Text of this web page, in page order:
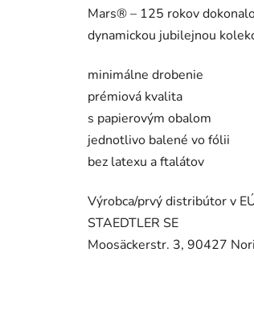
Mars® – 125 rokov
dynamickou jubilejnou
minimálne drobenie
prémiová kvalita
s papierovým obalom
jednotlivo balené vo fólii
bez latexu a ftalátov
Výrobca/prvý distribútor v
STAEDTLER SE
Moosäckerstr. 3, 90427